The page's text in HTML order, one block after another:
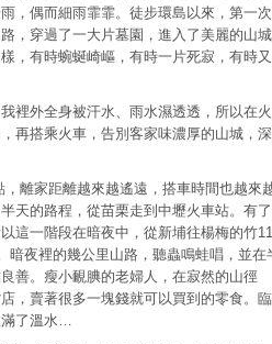
，偶而細雨霏霏。徒步環島以來，第一次
，穿過了一大片墓園，進入了美麗的山城
，有時蜿蜒崎嶇，有時一片死寂，有時又
裡外全身被汗水、雨水濕透透，所以在火
再搭乘火車，告別客家味濃厚的山城，深
離家距離越來越遙遠，搭車時間也越來
天的路程，從苗栗走到中壢火車站。有了
這一階段在暗夜中，從新埔往楊梅的竹
暗夜裡的幾公里山路，聽蟲鳴蛙唱，並在
善。瘦小靦腆的老婦人，在寂然的山徑
，賣著很多一塊錢就可以買到的零食。臨
滿了溫水…